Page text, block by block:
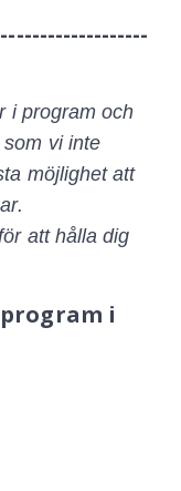
i program och
vi inte
möjlighet att
att hålla dig
i